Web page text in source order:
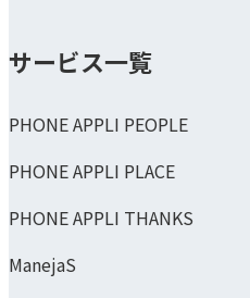
サービス一覧
PHONE APPLI PEOPLE
PHONE APPLI PLACE
PHONE APPLI THANKS
ManejaS